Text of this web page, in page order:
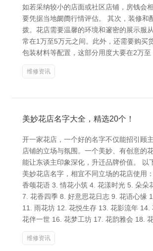
如若采纳较小的店面或社区店铺，房钱会
要凭据当地阛阓行情评估。 其次，装修和
拨。花店需要温馨的环境和邃密的展示服
常在1万至5万元之间。此外，还需要购买
包装材料等配置，这部分用度大要在2万至
维修资讯
美妙花店名字大全，精选20个！
开一家花店，一个好的名字不仅能招引顾
店铺的立场与氛围。一个美妙、有创意的
能让东谈主印象深化，升迁品牌价值。 以
美妙花店名字，相宜不同立场的花店使用
香颂花语 3. 情花小筑 4. 花漾时光 5. 朵朵
7. 花香四季 8. 好意思花日志 9. 花语心缘
11. 雨花坊 12. 花悦生存 13. 花影流年 14.
花伴一世 16. 花梦工坊 17. 花韵雅会 18.
维修资讯